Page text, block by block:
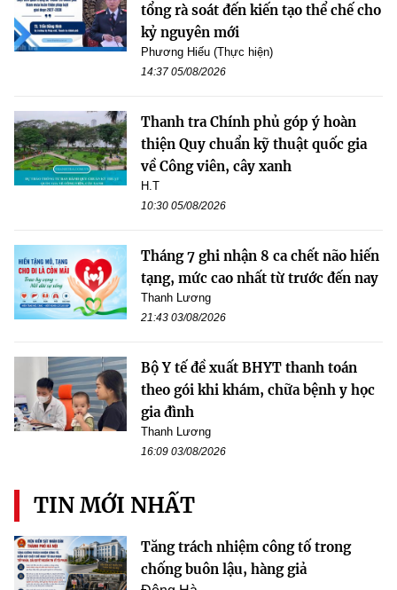
tổng rà soát đến kiến tạo thể chế cho
kỷ nguyên mới
Phương Hiếu (Thực hiện)
14:37 05/08/2026
Thanh tra Chính phủ góp ý hoàn
thiện Quy chuẩn kỹ thuật quốc gia
về Công viên, cây xanh
H.T
10:30 05/08/2026
Tháng 7 ghi nhận 8 ca chết não hiến
tạng, mức cao nhất từ trước đến nay
Thanh Lương
21:43 03/08/2026
Bộ Y tế đề xuất BHYT thanh toán
theo gói khi khám, chữa bệnh y học
gia đình
Thanh Lương
16:09 03/08/2026
TIN MỚI NHẤT
Tăng trách nhiệm công tố trong
chống buôn lậu, hàng giả